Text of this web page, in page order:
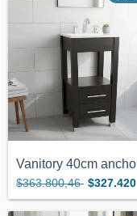
$363.800,46 $327.420